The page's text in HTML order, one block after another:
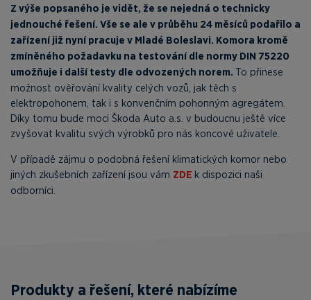
Z výše popsaného je vidět, že se nejedná o technicky
jednouché řešení. Vše se ale v průběhu 24 měsíců podařilo a
zařízení již nyní pracuje v Mladé Boleslavi. Komora kromě
zmíněného požadavku na testování dle normy DIN 75220
umožňuje i další testy dle odvozených norem. To přinese
možnost ověřování kvality celých vozů, jak těch s
elektropohonem, tak i s konvenčním pohonným agregátem.
Díky tomu bude moci Škoda Auto a.s. v budoucnu ještě více
zvyšovat kvalitu svých výrobků pro nás koncové uživatele.
V případě zájmu o podobná řešení klimatických komor nebo
jiných zkušebních zařízení jsou vám ZDE k dispozici naši
odborníci.
Produkty a řešení, které nabízíme